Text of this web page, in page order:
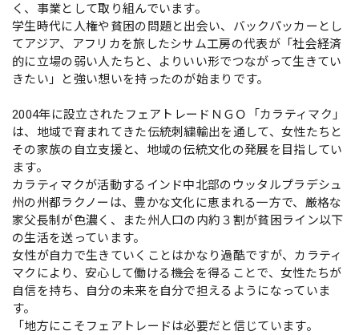
く、事業として取り組んでいます。
学生時代に人権や貧困の問題と出会い、バックパッカーとし
てアジア、アフリカを旅したシサム工房の代表が「社会経済
的に立場の弱い人たちと、よりいい形でつながって生きてい
きたい」と強い想いを持ったのが始まりです。
2004年に設立されたフェアトレードＮＧＯ「カラティマク」
は、地域で育まれてきた伝統刺繍輸出を通して、女性たちと
その家族の自立支援と、地域の伝統文化の発展を目指してい
ます。
カラティマクが活動するインド中北部のウッタルプラデシュ
州の州都ラクノーは、豊かな文化に恵まれる一方で、厳格な
家父長制が色濃く、また州人口の内約３割が貧困ライン以下
の生活を送っています。
女性が自力で生きていくことはかなり過酷ですが、カラティ
マクにより、安心して働ける機会を得ることで、女性たちが
自信を持ち、自分の未来を自分で担えるようになっていま
す。
「地方にこそフェアトレードは必要だと信じています。